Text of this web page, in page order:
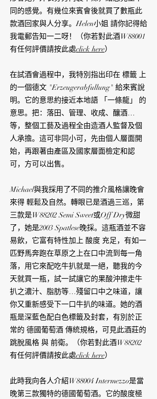
同的感覺。有幾位來賓會後就買了數瓶此
款酒回家與人分享。Helen小姐 請你記得給
我電郵告知一二呀！（你若對此酒W88001
有任何評價請按此處click here）
在試酒會過程中，我特別指出印在 標籤 上
的一個德文 "Erzeugerabfullung" 給來賓說
明。它的意思約接近本地語 「一條龍」 的
意思。把：落田、管理、收成、釀酒…
等，整個工藝及過程全由造酒人監督及個
人承擔。這可非同小可，先由個人層面開
始，再跟著由產區及國家層面檢定和認
可，方可以出售。
Michael與我採用了不同的推介風格讓晚會
來得 輕鬆及自然。轉眼已是酒過三巡，第
三款是W88202 Semi Sweet或Off Dry微甜
了，她是2003 Spatlese晚採。這瓶酒並不容
易飲，它富有特性加上 酸度 充足，有如一
匹野馬奔跑在草原之上在口中流到每一角
落，用它來配吃牛扒就是一絕，聽我的今
天就買一瓶，試一試讓它的果酸沖擦走牛
扒之濃汁、脂肪等…殘留口中之味道，讓
你又重新感受下一口牛扒的味道。她的酒
瓶是深藍色配白色標籤及封套，有別於正
常的 德國葡萄酒 傳統規格，可見此酒莊的
跳脫風格 與 前衛。（你若對此酒W88202
有任何評價請按此處click here）
此時我向各人介紹W88004 Intermezzo是當
晚第三款獨特的德國葡萄酒。它的酸度極